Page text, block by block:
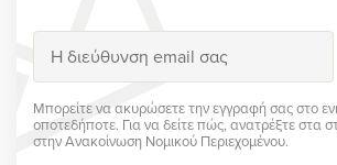
Εγγραφή
Μπορείτε να ακυρώσετε την εγγραφή σας στο
οποτεδήποτε. Για να δείτε πώς, ανατρέξτε στα
στην Ανακοίνωση Νομικού Περιεχομένου.